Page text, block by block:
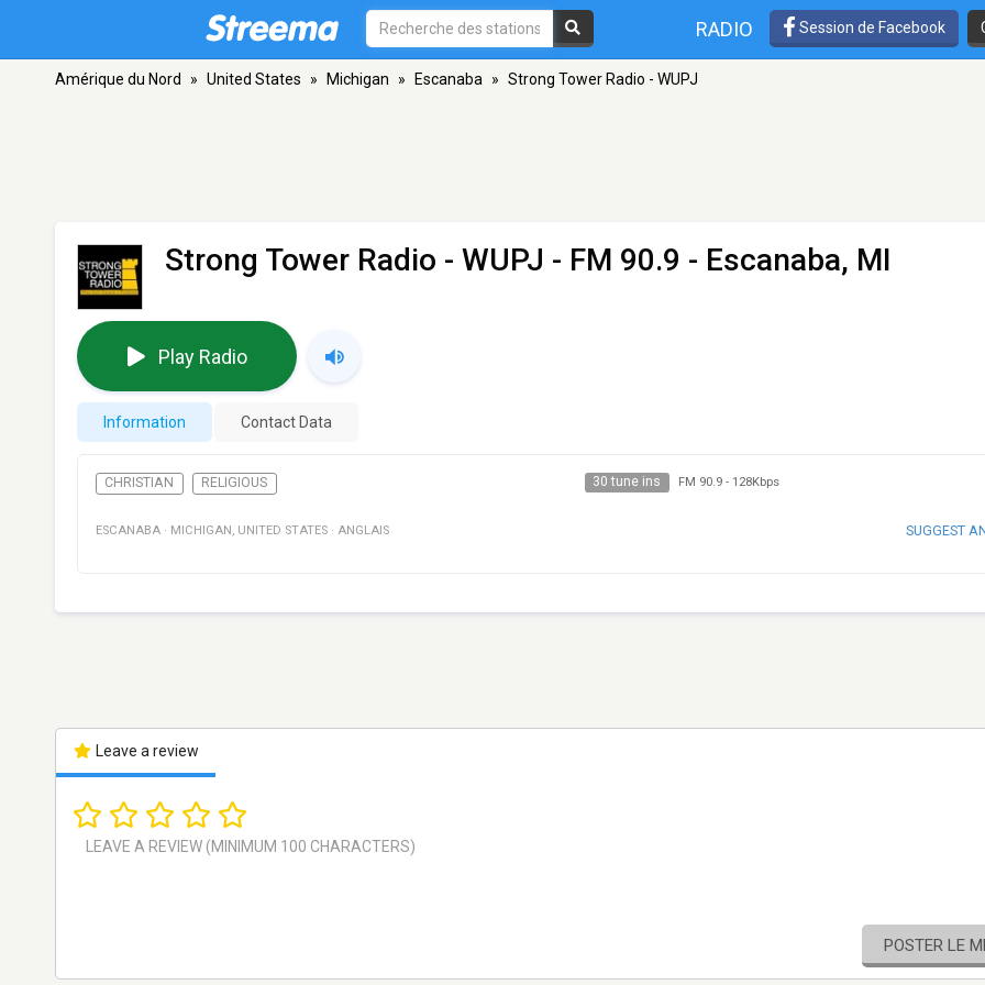
RADIO Session de Facebook
Amérique du Nord » United States » Michigan » Escanaba » Strong Tower Radio - WUPJ
Strong Tower Radio - WUPJ - FM 90.9 - Escanaba, MI
Play Radio
Information Contact Data
CHRISTIAN RELIGIOUS 30 tune ins FM 90.9- 128Kbps
ESCANABA · MICHIGAN , UNITED STATES · ANGLAIS SUGGEST
Leave a review
POSTER LE